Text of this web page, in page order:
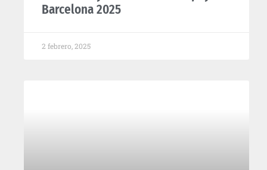
Barcelona 2025
2 febrero, 2025